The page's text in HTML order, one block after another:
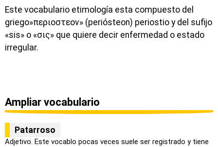
Este vocabulario etimología esta compuesto del
griego»περιοστεον» (periósteon) periostio y del sufijo
«sis» o «σις» que quiere decir enfermedad o estado
irregular.
Ampliar vocabulario
Patarroso
Adjetivo. Este vocablo pocas veces suele ser registrado y tiene